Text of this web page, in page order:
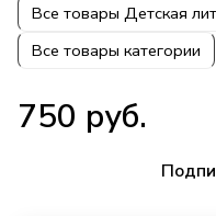
Все товары Детская
Все товары категории
750 руб.